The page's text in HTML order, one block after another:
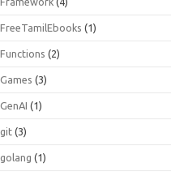
FreeTamilEbooks (1)
Functions (2)
Games (3)
GenAI (1)
git (3)
golang (1)